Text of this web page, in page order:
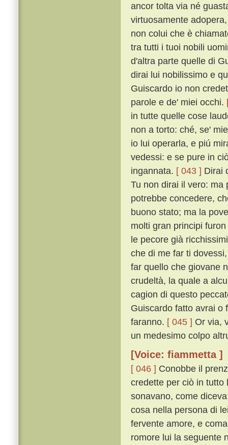
ancor tolta via né
virtuosamente
non colui che è
tra tutti i tuoi nobili
d'altra parte quelle di
dirai lui nobilissimo e
Guiscardo io non
parole e de' miei occhi.
in tutte quelle cose
non a torto: ché, se'
io lui operarla, e piú
vedessi: e se pure in
ingannata. [ 043 ] Dirai
Tu non dirai il vero: ma
potrebbe concedere,
buono stato; ma la
molti gran principi
le pecore già
che di me far ti
far quello che giovane
crudeltà, la quale a
cagion di questo
Guiscardo fatto avrai o
faranno. [ 045 ] Or via,
un medesimo colpo
[Voice: fiammetta ]
[ 046 ] Conobbe il
credette per ciò in
sonavano, come
cosa nella persona di
fervente amore, e
romore lui la seguente